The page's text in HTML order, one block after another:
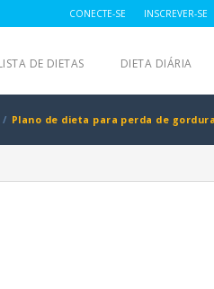
CONECTE-SE INSCREVER-SE
DE DIETAS DIETA DIÁRIA
Plano de dieta para perda de